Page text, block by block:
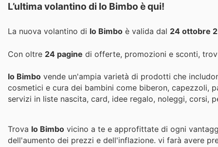
L’ultima volantino di Io Bimbo è qui!
La nuova volantino di Io Bimbo è valida dal 24 ottobre
Con oltre 24 pagine di offerte, promozioni e sconti,
Io Bimbo vende un'ampia varietà di prodotti che
cosmetici e cura dei bambini come biberon, capezzoli,
servizi in liste nascita, card, idee regalo, noleggi, corsi,
Trova Io Bimbo vicino a te e approfittate di ogni
dell'aumento dei prezzi e dell'inflazione. vi farà avere